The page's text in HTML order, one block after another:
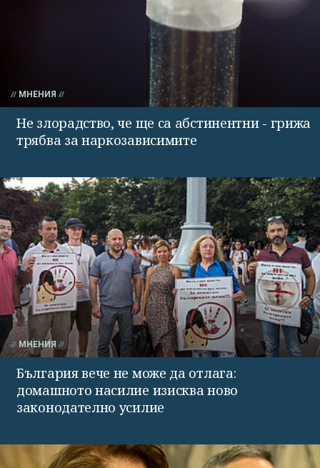
МНЕНИЯ
Не злорадство, че ще са абстинентни - грижа
трябва за наркозависимите
МНЕНИЯ
България вече не може да отлага:
домашното насилие изисква ново
законодателно усилие